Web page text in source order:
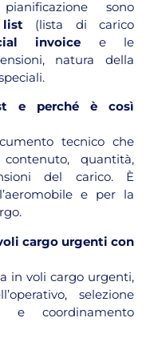
sono
list (lista di carico
invoice e le
natura della
e perché è così
tecnico che
quantità,
del carico. È
e per la
cargo urgenti con
in voli cargo urgenti,
selezione
e coordinamento